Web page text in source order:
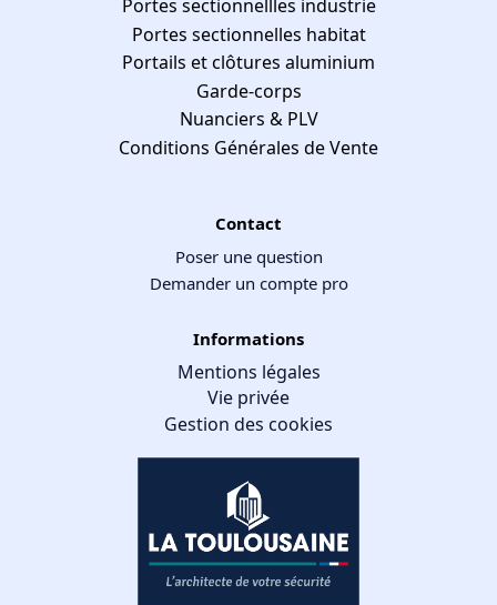
Portes sectionnellles industrie
Portes sectionnelles habitat
Portails et clôtures aluminium
Garde-corps
Nuanciers & PLV
Conditions Générales de Vente
Contact
Poser une question
Demander un compte pro
Informations
Mentions légales
Vie privée
Gestion des cookies